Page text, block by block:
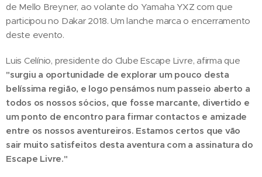
de Mello Breyner, ao volante do Yamaha YXZ com que
participou no Dakar 2018. Um lanche marca o encerramento
deste evento.
Luis Celínio, presidente do Clube Escape Livre, afirma que
"surgiu a oportunidade de explorar um pouco desta
belíssima região, e logo pensámos num passeio aberto a
todos os nossos sócios, que fosse marcante, divertido e
um ponto de encontro para firmar contactos e amizade
entre os nossos aventureiros. Estamos certos que vão
sair muito satisfeitos desta aventura com a assinatura do
Escape Livre."